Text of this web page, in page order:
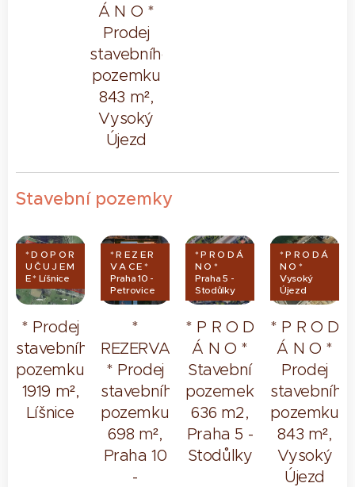
Á N O *
Prodej
stavebního
pozemku
843 m²,
Vysoký
Újezd
Stavební pozemky
* Prodej
stavebního
pozemku,
1919 m²,
Líšnice
* D O P O R
U Č U J E M
E * Líšnice
*
REZERVACE
* Prodej
stavebního
pozemku,
698 m²,
Praha 10
-
* R E Z E R
V A C E *
Praha 10 -
Petrovice
* P R O D
Á N O *
Stavební
pozemek,
636 m2,
Praha 5 -
Stodůlky
* P R O D Á
N O *
Praha 5 -
Stodůlky
* P R O D
Á N O *
Prodej
stavebního
pozemku
843 m²,
Vysoký
Újezd
* P R O D Á
N O *
Vysoký
Újezd